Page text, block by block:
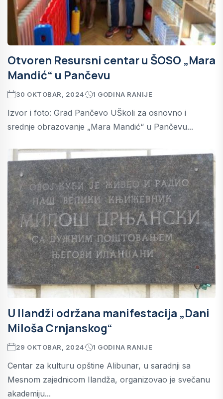
Otvoren Resursni centar u ŠOSO „Mara
Mandić“ u Pančevu
30 OKTOBAR, 2024 1 GODINA RANIJE
Izvor i foto: Grad Pančevo UŠkoli za osnovno i
srednje obrazovanje „Mara Mandić“ u Pančevu...
U Ilandži održana manifestacija „Dani
Miloša Crnjanskog“
29 OKTOBAR, 2024 1 GODINA RANIJE
Centar za kulturu opštine Alibunar, u saradnji sa
Mesnom zajednicom Ilandža, organizovao je svečanu
akademiju...